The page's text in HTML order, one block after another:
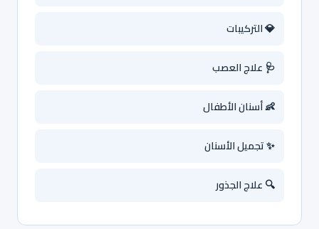
💎 التركيبات
🩺 علاج العصب
👶 أسنان الأطفال
✨ تجميل الأسنان
🔍 علاج الجذور